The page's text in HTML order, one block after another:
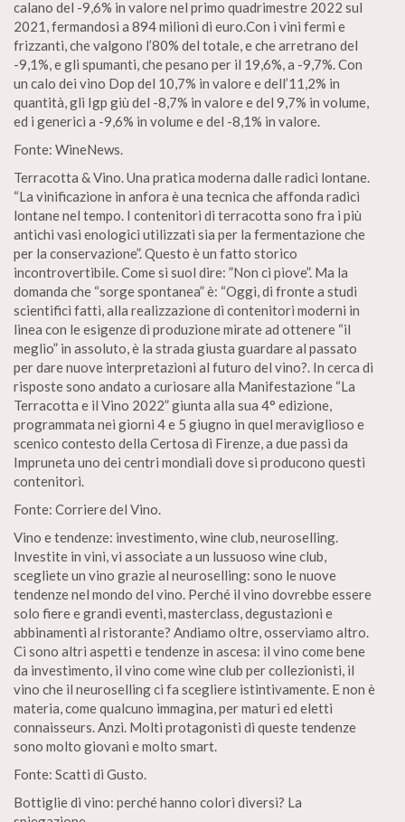
calano del -9,6% in valore nel primo quadrimestre 2022 sul
2021, fermandosi a 894 milioni di euro.Con i vini fermi e
frizzanti, che valgono l’80% del totale, e che arretrano del
-9,1%, e gli spumanti, che pesano per il 19,6%, a -9,7%. Con
un calo dei vino Dop del 10,7% in valore e dell’11,2% in
quantità, gli Igp giù del -8,7% in valore e del 9,7% in volume,
ed i generici a -9,6% in volume e del -8,1% in valore.
Fonte: WineNews.
Terracotta & Vino. Una pratica moderna dalle radici lontane.
“La vinificazione in anfora è una tecnica che affonda radici
lontane nel tempo. I contenitori di terracotta sono fra i più
antichi vasi enologici utilizzati sia per la fermentazione che
per la conservazione”. Questo è un fatto storico
incontrovertibile. Come si suol dire: ”Non ci piove”. Ma la
domanda che “sorge spontanea” è: “Oggi, di fronte a studi
scientifici fatti, alla realizzazione di contenitori moderni in
linea con le esigenze di produzione mirate ad ottenere “il
meglio” in assoluto, è la strada giusta guardare al passato
per dare nuove interpretazioni al futuro del vino?. In cerca di
risposte sono andato a curiosare alla Manifestazione “La
Terracotta e il Vino 2022” giunta alla sua 4° edizione,
programmata nei giorni 4 e 5 giugno in quel meraviglioso e
scenico contesto della Certosa di Firenze, a due passi da
Impruneta uno dei centri mondiali dove si producono questi
contenitori.
Fonte: Corriere del Vino.
Vino e tendenze: investimento, wine club, neuroselling.
Investite in vini, vi associate a un lussuoso wine club,
scegliete un vino grazie al neuroselling: sono le nuove
tendenze nel mondo del vino. Perché il vino dovrebbe essere
solo fiere e grandi eventi, masterclass, degustazioni e
abbinamenti al ristorante? Andiamo oltre, osserviamo altro.
Ci sono altri aspetti e tendenze in ascesa: il vino come bene
da investimento, il vino come wine club per collezionisti, il
vino che il neuroselling ci fa scegliere istintivamente. E non è
materia, come qualcuno immagina, per maturi ed eletti
connaisseurs. Anzi. Molti protagonisti di queste tendenze
sono molto giovani e molto smart.
Fonte: Scatti di Gusto.
Bottiglie di vino: perché hanno colori diversi? La